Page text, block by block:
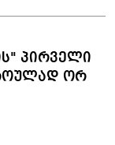
პირველი
ორ